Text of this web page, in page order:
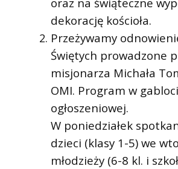
dekorację kościoła.
Przeżywamy
Świętych prowadzone
misjonarza Michała
OMI. Program w
ogłoszeniowej.
W poniedziałek
dzieci (klasy 1-5) we
młodzieży (6-8 kl. i